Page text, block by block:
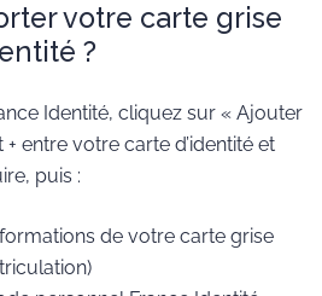
votre carte grise
?
Identité, cliquez sur « Ajouter
entre votre carte d’identité et
puis :
de votre carte grise